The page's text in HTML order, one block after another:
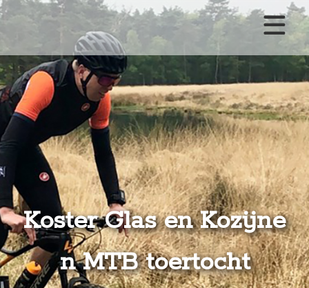
Homepage
Nieuws
Evenementen
Evenement aanmelden
Koster Glas en Kozijne
n MTB toertocht